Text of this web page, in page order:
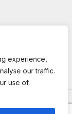
experience,
our traffic.
use of